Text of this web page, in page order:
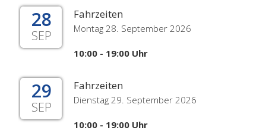
28
SEP
Fahrzeiten
Montag 28. September 2026
10:00 - 19:00 Uhr
29
SEP
Fahrzeiten
Dienstag 29. September 2026
10:00 - 19:00 Uhr